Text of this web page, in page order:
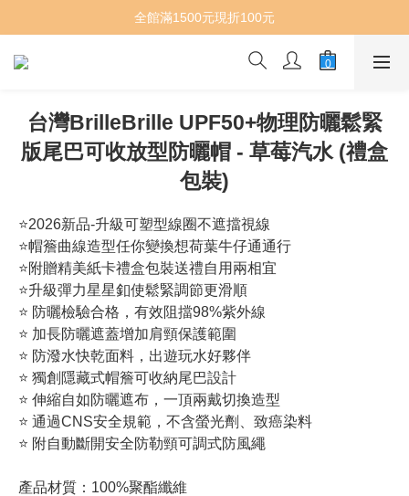
全館滿1500元現折100元
台灣BrilleBrille UPF50+物理防曬鬆緊
版尾巴可收放型防曬帽 - 草莓汽水 (禮盒
包裝)
⭐2026新品-升級可塑型線圈不遮擋視線
⭐帽簷曲線造型任你變換想荷葉牛仔通通行
⭐附贈精美紙卡禮盒包裝送禮自用兩相宜
⭐升級彈力星星釦使鬆緊調節更滑順
⭐ 防曬檢驗合格，有效阻擋98%紫外線
⭐ 加長防曬遮蓋增加肩頸保護範圍
⭐ 防潑水快乾面料，出遊玩水好夥伴
⭐ 獨創隱藏式帽簷可收納尾巴設計
⭐ 伸縮自如防曬遮布，一頂兩戴切換造型
⭐ 通過CNS安全規範，不含螢光劑、致癌染料
⭐ 附自動斷開安全防勒頸可調式防風繩
產品材質：100%聚酯纖維